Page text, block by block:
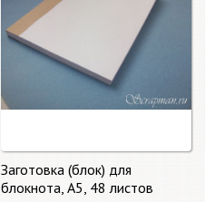
Заготовка (блок) для
блокнота, А5, 48 листов